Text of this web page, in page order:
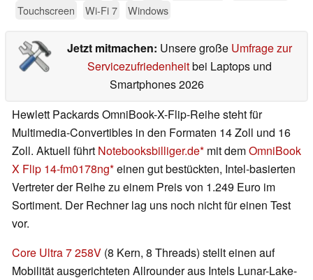
Touchscreen Wi-Fi 7 Windows
Jetzt mitmachen: Unsere große Umfrage zur
Servicezufriedenheitbei Laptops und
Smartphones 2026
Hewlett Packards OmniBook-X-Flip-Reihe steht für
Multimedia-Convertibles in den Formaten 14 Zoll und 16
Zoll. Aktuell führt Notebooksbilliger.de mit demOmniBook
X Flip 14-fm0178ng einen gut bestückten, Intel-basierten
Vertreter der Reihe zu einem Preis von 1.249 Euro im
Sortiment. Der Rechner lag uns noch nicht für einen Test
vor.
Core Ultra 7 258V (8 Kern, 8 Threads) stellt einen auf
Mobilität ausgerichteten Allrounder aus Intels Lunar-Lake-